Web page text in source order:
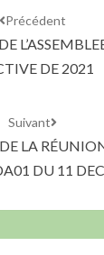
Précédent
DE 2021
Suivant
LA
DU 11